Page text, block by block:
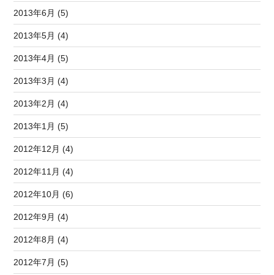
2013年6月 (5)
2013年5月 (4)
2013年4月 (5)
2013年3月 (4)
2013年2月 (4)
2013年1月 (5)
2012年12月 (4)
2012年11月 (4)
2012年10月 (6)
2012年9月 (4)
2012年8月 (4)
2012年7月 (5)